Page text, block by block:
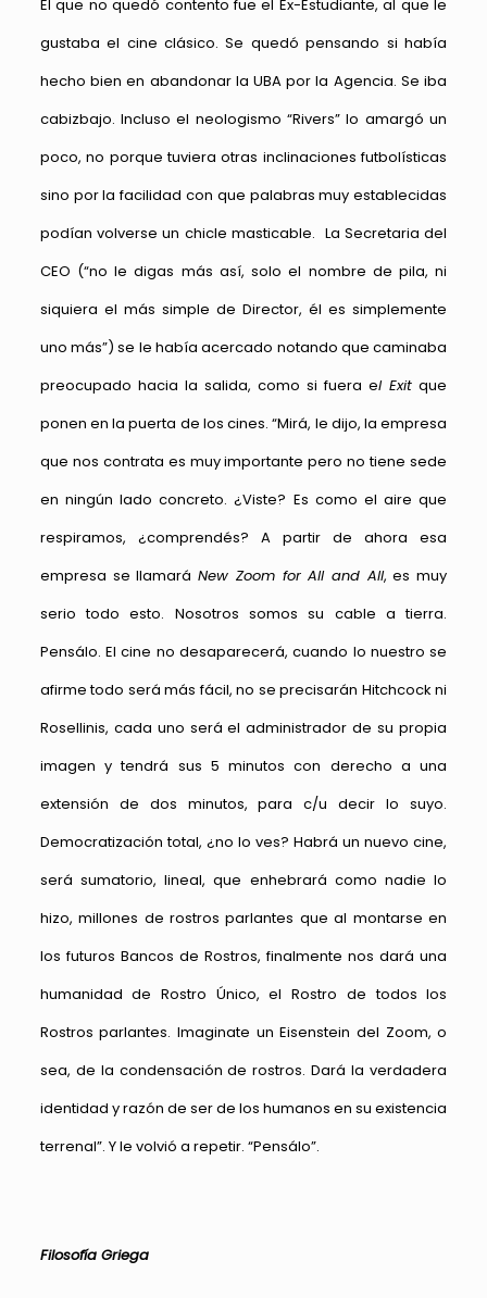
El que no quedó contento fue el Ex-Estudiante, al que le
gustaba el cine clásico. Se quedó pensando si había
hecho bien en abandonar la UBA por la Agencia. Se iba
cabizbajo. Incluso el neologismo “Rivers” lo amargó un
poco, no porque tuviera otras inclinaciones futbolísticas
sino por la facilidad con que palabras muy establecidas
podían volverse un chicle masticable. La Secretaria del
CEO (“no le digas más así, solo el nombre de pila, ni
siquiera el más simple de Director, él es simplemente
uno más”) se le había acercado notando que caminaba
preocupado hacia la salida, como si fuera el Exit que
ponen en la puerta de los cines. “Mirá, le dijo, la empresa
que nos contrata es muy importante pero no tiene sede
en ningún lado concreto. ¿Viste? Es como el aire que
respiramos, ¿comprendés? A partir de ahora esa
empresa se llamaráNew Zoom for All and All, es muy
serio todo esto. Nosotros somos su cable a tierra.
Pensálo. El cine no desaparecerá, cuando lo nuestro se
afirme todo será más fácil, no se precisarán Hitchcock ni
Rosellinis, cada uno será el administrador de su propia
imagen y tendrá sus 5 minutos con derecho a una
extensión de dos minutos, para c/u decir lo suyo.
Democratización total, ¿no lo ves? Habrá un nuevo cine,
será sumatorio, lineal, que enhebrará como nadie lo
hizo, millones de rostros parlantes que al montarse en
los futuros Bancos de Rostros, finalmente nos dará una
humanidad de Rostro Único, el Rostro de todos los
Rostros parlantes. Imaginate un Eisenstein del Zoom, o
sea, de la condensación de rostros. Dará la verdadera
identidad y razón de ser de los humanos en su existencia
terrenal”. Y le volvió a repetir. “Pensálo”.
Filosofía Griega